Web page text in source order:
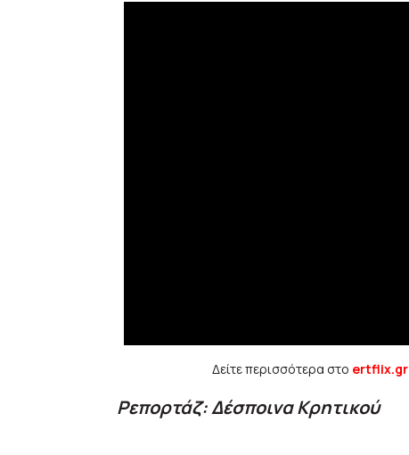
Δείτε περισσότερα στο ertflix.gr
Ρεπορτάζ: Δέσποινα Κρητικού